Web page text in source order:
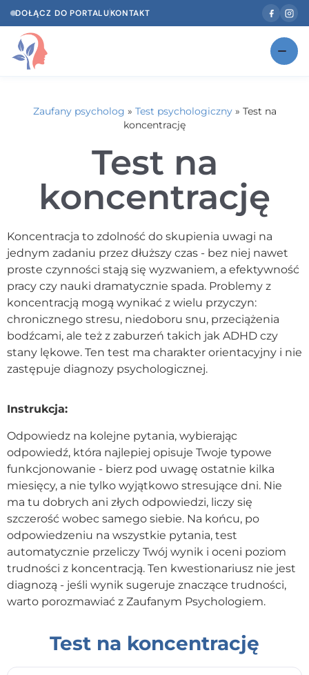
DOŁĄCZ DO PORTALUKONTAKT
Według specjalizacji
Psycholog w Twoim języku
Diagnozy psychologiczne
Testy psychologiczne
Dawka wiedzy
Dla specjalistów
Kontakt
Dołącz do portalu
Zaufany psycholog » Test psychologiczny» Test na
koncentrację
Test na
koncentrację
Koncentracja to zdolność do skupienia uwagi na
jednym zadaniu przez dłuższy czas - bez niej nawet
proste czynności stają się wyzwaniem, a efektywność
pracy czy nauki dramatycznie spada. Problemy z
koncentracją mogą wynikać z wielu przyczyn:
chronicznego stresu, niedoboru snu, przeciążenia
bodźcami, ale też z zaburzeń takich jak ADHD czy
stany lękowe. Ten test ma charakter orientacyjny i nie
zastępuje diagnozy psychologicznej.
Instrukcja:
Odpowiedz na kolejne pytania, wybierając
odpowiedź, która najlepiej opisuje Twoje typowe
funkcjonowanie - bierz pod uwagę ostatnie kilka
miesięcy, a nie tylko wyjątkowo stresujące dni. Nie
ma tu dobrych ani złych odpowiedzi, liczy się
szczerość wobec samego siebie. Na końcu, po
odpowiedzeniu na wszystkie pytania, test
automatycznie przeliczy Twój wynik i oceni poziom
trudności z koncentracją. Ten kwestionariusz nie jest
diagnozą - jeśli wynik sugeruje znaczące trudności,
warto porozmawiać z Zaufanym Psychologiem.
Test na koncentrację